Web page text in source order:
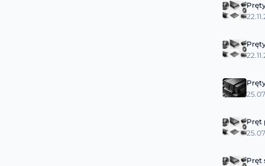
Pręt
Pręt